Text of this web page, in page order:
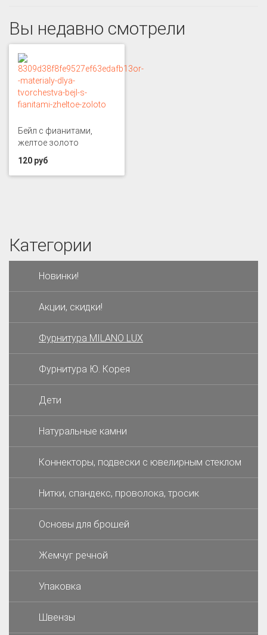
Вы недавно смотрели
Бейл с фианитами,
желтое золото
120 руб
Категории
Новинки!
Акции, скидки!
Фурнитура MILANO LUX
Фурнитура Ю. Корея
Дети
Натуральные камни
Коннекторы, подвески с ювелирным стеклом
Нитки, спандекс, проволока, тросик
Основы для брошей
Жемчуг речной
Упаковка
Швензы